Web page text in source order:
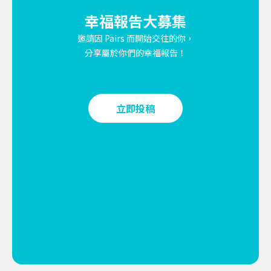
幸福報告大募集
邀請因 Pairs 而開始交往的你，
分享屬於你們的幸福報告！
立即投稿